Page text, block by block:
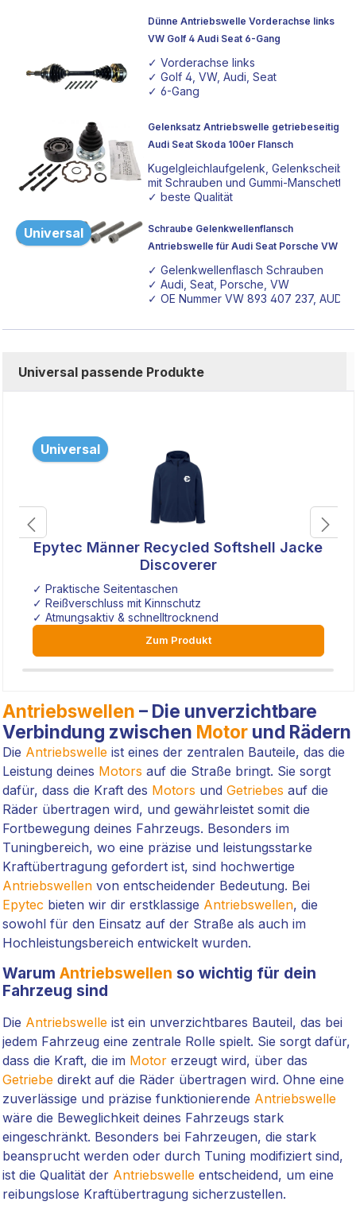
Dünne Antriebswelle Vorderachse links
VW Golf 4 Audi Seat 6-Gang
✓ Vorderachse links
✓ Golf 4, VW, Audi, Seat
✓ 6-Gang
Gelenksatz Antriebswelle getriebeseitig
Audi Seat Skoda 100er Flansch
Kugelgleichlaufgelenk, Gelenkscheibe
mit Schrauben und Gummi-Manschette
✓ beste Qualität
Universal
Schraube Gelenkwellenflansch
Antriebswelle für Audi Seat Porsche VW
✓ Gelenkwellenflasch Schrauben
✓ Audi, Seat, Porsche, VW
✓ OE Nummer VW 893 407 237, AUDI N
Universal passende Produkte
Universal
Epytec Männer Recycled Softshell Jacke
Discoverer
✓ Praktische Seitentaschen
✓ Reißverschluss mit Kinnschutz
✓ Atmungsaktiv & schnelltrocknend
Zum Produkt
Antriebswellen – Die unverzichtbare
Verbindung zwischen Motorund Rädern
Die Antriebswelleist eines der zentralen Bauteile, das die
Leistung deines Motors auf die Straße bringt. Sie sorgt
dafür, dass die Kraft des Motors und Getriebes auf die
Räder übertragen wird, und gewährleistet somit die
Fortbewegung deines Fahrzeugs. Besonders im
Tuningbereich, wo eine präzise und leistungsstarke
Kraftübertragung gefordert ist, sind hochwertige
Antriebswellenvon entscheidender Bedeutung. Bei
Epytec bieten wir dir erstklassige Antriebswellen, die
sowohl für den Einsatz auf der Straße als auch im
Hochleistungsbereich entwickelt wurden.
Warum Antriebswellen so wichtig für dein
Fahrzeug sind
Die Antriebswelleist ein unverzichtbares Bauteil, das bei
jedem Fahrzeug eine zentrale Rolle spielt. Sie sorgt dafür,
dass die Kraft, die im Motorerzeugt wird, über das
Getriebedirekt auf die Räder übertragen wird. Ohne eine
zuverlässige und präzise funktionierende Antriebswelle
wäre die Beweglichkeit deines Fahrzeugs stark
eingeschränkt. Besonders bei Fahrzeugen, die stark
beansprucht werden oder durch Tuning modifiziert sind,
ist die Qualität der Antriebswelleentscheidend, um eine
reibungslose Kraftübertragung sicherzustellen.